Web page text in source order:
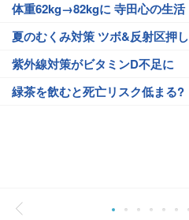
体重62kg→82kgに 寺田心の生活
夏のむくみ対策 ツボ&反射区押し
紫外線対策がビタミンD不足に
緑茶を飲むと死亡リスク低まる?